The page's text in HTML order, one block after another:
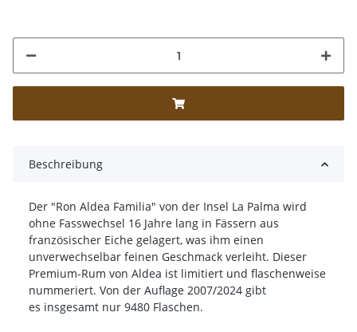
Beschreibung
Der "Ron Aldea Familia" von der Insel La Palma wird
ohne Fasswechsel 16 Jahre lang in Fässern aus
französischer Eiche gelagert, was ihm einen
unverwechselbar feinen Geschmack verleiht. Dieser
Premium-Rum von Aldea ist limitiert und flaschenweise
nummeriert. Von der Auflage 2007/2024 gibt
es insgesamt nur 9480 Flaschen.